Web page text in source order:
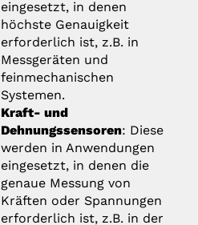
eingesetzt, in denen
höchste Genauigkeit
erforderlich ist, z.B. in
Messgeräten und
feinmechanischen
Systemen.
Kraft- und
Dehnungssensoren: Diese
werden in Anwendungen
eingesetzt, in denen die
genaue Messung von
Kräften oder Spannungen
erforderlich ist, z.B. in der